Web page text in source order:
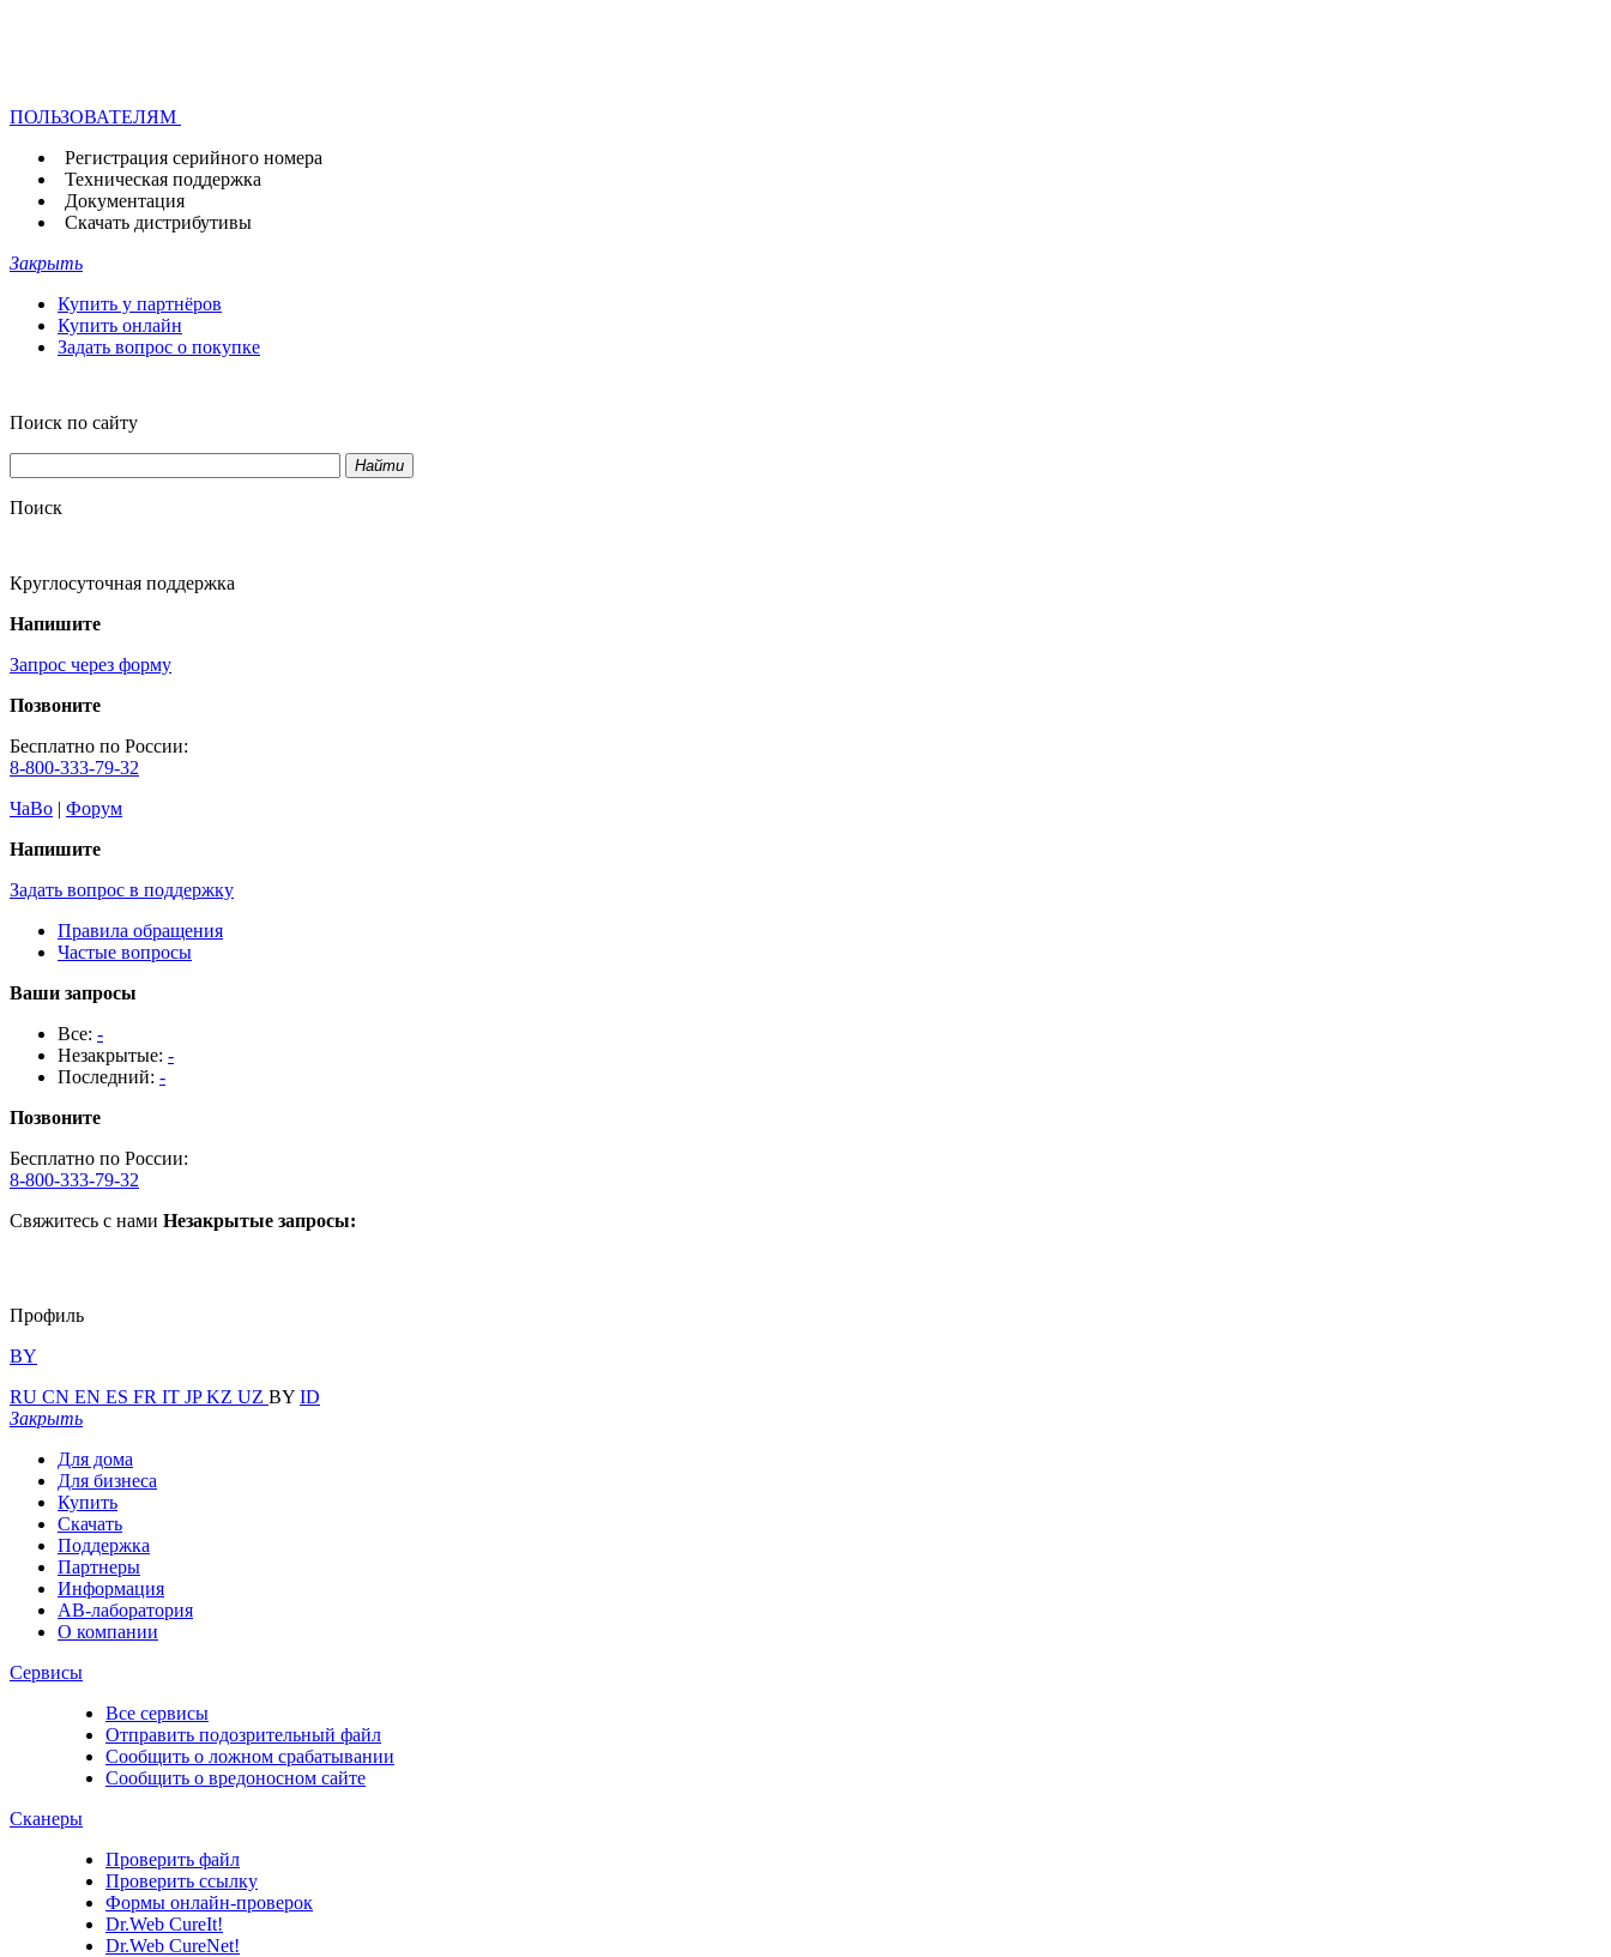
ПОЛЬЗОВАТЕЛЯМ
Регистрация серийного номера
Техническая поддержка
Документация
Скачать дистрибутивы
Закрыть
Купить у партнёров
Купить онлайн
Задать вопрос о покупке
Поиск по сайту
Найти
Поиск
Круглосуточная поддержка
Напишите
Запрос через форму
Позвоните
Бесплатно по России:
8-800-333-79-32
ЧаВо | Форум
Напишите
Задать вопрос в поддержку
Правила обращения
Частые вопросы
Ваши запросы
Все: -
Незакрытые: -
Последний: -
Позвоните
Бесплатно по России:
8-800-333-79-32
Свяжитесь с нами Незакрытые запросы:
Профиль
BY
RU CN EN ES FR IT JPKZ UZ BY ID
Закрыть
Для дома
Для бизнеса
Купить
Скачать
Поддержка
Партнеры
Информация
АВ-лаборатория
О компании
Сервисы
Все сервисы
Отправить подозрительный файл
Сообщить о ложном срабатывании
Сообщить о вредоносном сайте
Сканеры
Проверить файл
Проверить ссылку
Формы онлайн-проверок
Dr.Web CureIt!
Dr.Web CureNet!